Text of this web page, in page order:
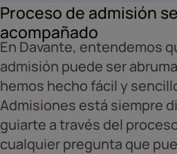
Proceso de admisión
acompañado
En Davante, entendemos
admisión puede ser
hemos hecho fácil y
Admisiones está siempre
guiarte a través del
cualquier pregunta que